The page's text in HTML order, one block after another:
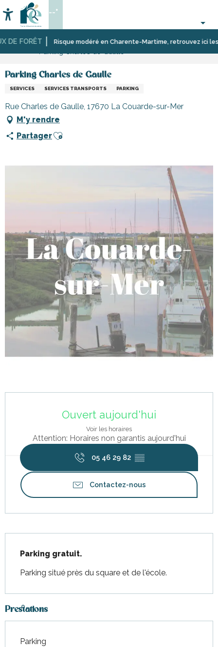
au
contenu
principal
FORÊT Risque modéré en Charente-Martime, retrouvez ici les
Accessibilité
Recherche
--°
Accueil S’informerCommerces,
services
Commerces
de
Parking Charles de Gaulle
SERVICES SERVICES TRANSPORTS PARKING
Rue Charles de Gaulle, 17670 La Couarde-sur-Mer
M'y rendre
PartagerAjouter aux favoris
Ouvert aujourd'hui
Voir les horaires
Attention: Horaires non garantis aujourd'hui
05 46 29 82 ▒▒
Contactez-nous
Parking gratuit.
Parking situé près du square et de l'école.
Prestations
Parking